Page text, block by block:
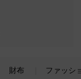
財布 ファッシ